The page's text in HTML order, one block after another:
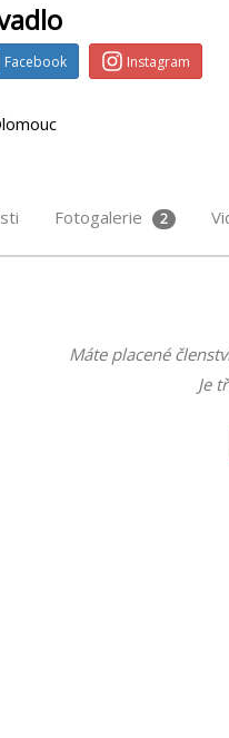
Facebook Instagram
Fotogalerie 2
Máte placené
Je